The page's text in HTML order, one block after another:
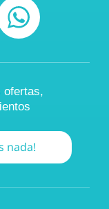
ofertas,
nada!